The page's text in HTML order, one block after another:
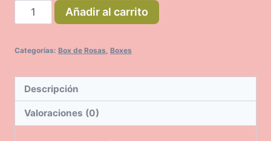
Flechazo
cantidad
Añadir al carrito
Categorías: Box de Rosas Boxes
Descripción
Valoraciones (0)